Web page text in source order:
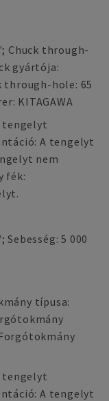
Chuck through-
gyártója:
through-hole: 65
KITAGAWA
tengelyt
A tengelyt
nem
fék:
5 000
típusa:
tengelyt
A tengelyt